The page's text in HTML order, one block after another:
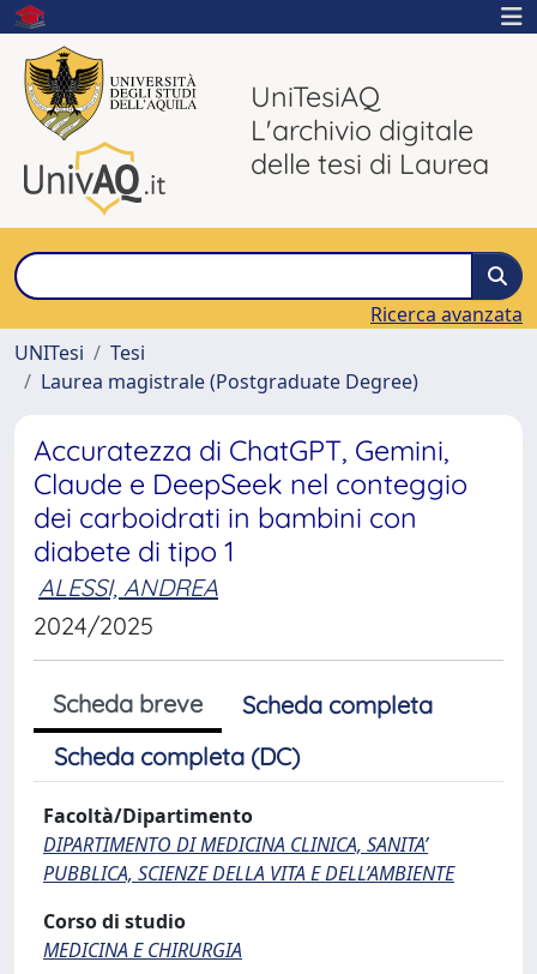
UniTesiAQ
L'archivio digitale
delle tesi di Laurea
Ricerca avanzata
UNITesi
Tesi
Laurea magistrale (Postgraduate Degree)
Accuratezza di ChatGPT, Gemini,
Claude e DeepSeek nel conteggio
dei carboidrati in bambini con
diabete di tipo 1
ALESSI, ANDREA
2024/2025
Scheda breve
Scheda completa
Scheda completa (DC)
Facoltà/Dipartimento
DIPARTIMENTO DI MEDICINA CLINICA, SANITA’
PUBBLICA, SCIENZE DELLA VITA E DELL’AMBIENTE
Corso di studio
MEDICINA E CHIRURGIA